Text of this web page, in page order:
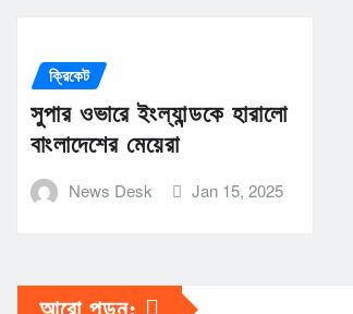
ক্রিকেট
সুপার ওভারে ইংল্যান্ডকে হারালো
বাংলাদেশের মেয়েরা
News Desk Jan 15, 2025